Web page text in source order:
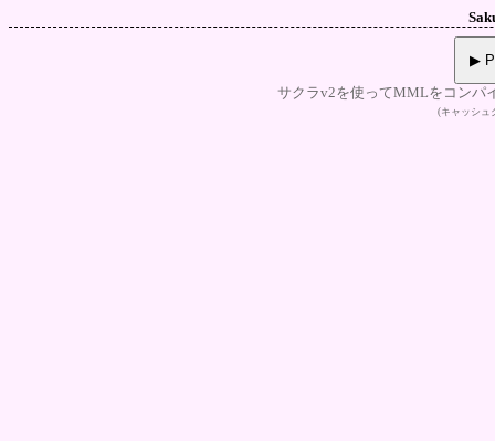
▶
サクラv2を使ってMMLをコンパ
(キャッシュ